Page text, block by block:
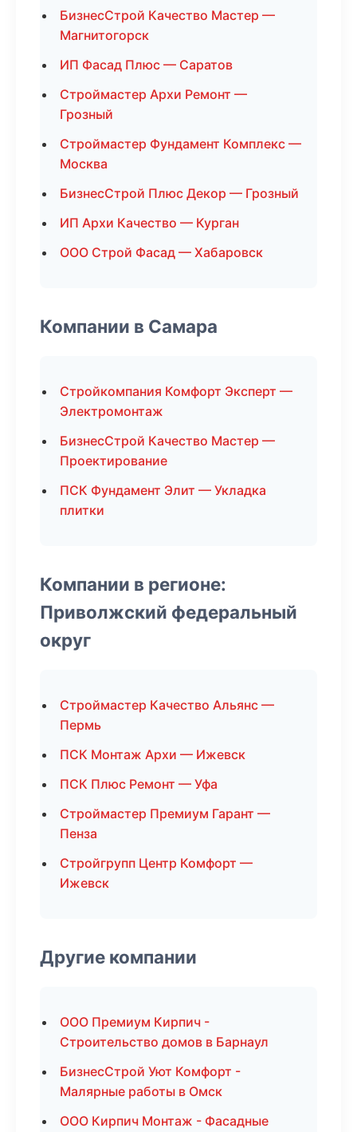
БизнесСтрой Качество Мастер —
Магнитогорск
ИП Фасад Плюс — Саратов
Строймастер Архи Ремонт —
Грозный
Строймастер Фундамент Комплекс —
Москва
БизнесСтрой Плюс Декор — Грозный
ИП Архи Качество — Курган
ООО Строй Фасад — Хабаровск
Компании в Самара
Стройкомпания Комфорт Эксперт —
Электромонтаж
БизнесСтрой Качество Мастер —
Проектирование
ПСК Фундамент Элит — Укладка
плитки
Компании в регионе:
Приволжский федеральный
округ
Строймастер Качество Альянс —
Пермь
ПСК Монтаж Архи — Ижевск
ПСК Плюс Ремонт — Уфа
Строймастер Премиум Гарант —
Пенза
Стройгрупп Центр Комфорт —
Ижевск
Другие компании
ООО Премиум Кирпич -
Строительство домов в Барнаул
БизнесСтрой Уют Комфорт -
Малярные работы в Омск
ООО Кирпич Монтаж - Фасадные